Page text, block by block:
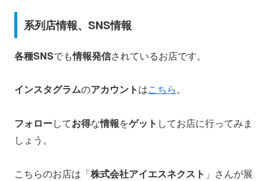
系列店情報、SNS情報
各種SNSでも情報発信されているお店です。
インスタグラムのアカウントはこちら。
フォローしてお得な情報をゲット してお店に行ってみま
しょう。
こちらのお店は「株式会社アイエスネクスト 」さんが展